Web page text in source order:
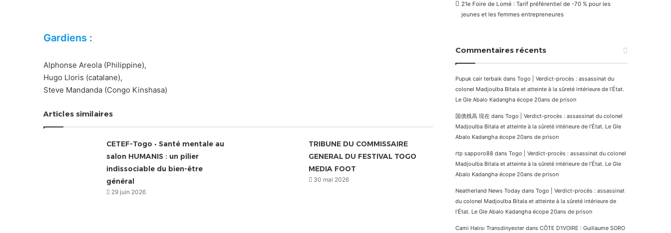
Gardiens :
Alphonse Areola (Philippine),
Hugo Lloris (catalane),
Steve Mandanda (Congo Kinshasa)
Articles similaires
CETEF-Togo • Santé mentale au
salon HUMANIS : un pilier
indissociable du bien-être
général
29 juin 2026
TRIBUNE DU COMMISSAIRE
GENERAL DU FESTIVAL TOGO
MEDIA FOOT
30 mai 2026
21e Foire de Lomé : Tarif préférentiel de -70 % pour les
jeunes et les femmes entrepreneures
Commentaires récents
Pupuk cair terbaik dans Togo | Verdict-procès : assassinat du
colonel Madjoulba Bitala et atteinte à la sûreté intérieure de l’État.
Le Gle Abalo Kadangha écope 20ans de prison
国債残高 現在 dans Togo | Verdict-procès : assassinat du colonel
Madjoulba Bitala et atteinte à la sûreté intérieure de l’État. Le Gle
Abalo Kadangha écope 20ans de prison
rtp sapporo88 dans Togo | Verdict-procès : assassinat du colonel
Madjoulba Bitala et atteinte à la sûreté intérieure de l’État. Le Gle
Abalo Kadangha écope 20ans de prison
Neatherland News Today dans Togo | Verdict-procès : assassinat
du colonel Madjoulba Bitala et atteinte à la sûreté intérieure de
l’État. Le Gle Abalo Kadangha écope 20ans de prison
Cami Halısı Transdinyester dans CÔTE D’IVOIRE : Guillaume SORO